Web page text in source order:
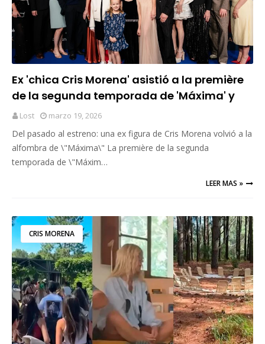
Ex 'chica Cris Morena' asistió a la première
de la segunda temporada de 'Máxima' y
generó repercusión
Lost marzo 19, 2026
Del pasado al estreno: una ex figura de Cris Morena volvió a la
alfombra de \"Máxima\" La première de la segunda
temporada de \"Máxim…
LEER MAS »
CRIS MORENA